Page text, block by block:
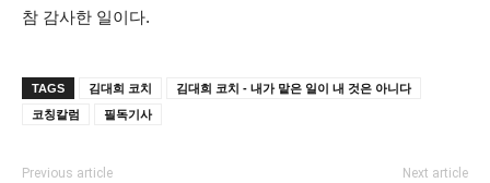
참 감사한 일이다.
TAGS 김대희 코치
김대희 코치 - 내가 맡은 일이 내 것은 아니다
코칭칼럼
필독기사
Previous article Next article